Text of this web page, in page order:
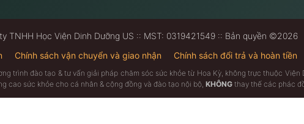
TNHH Học Viện Dinh Dưỡng US :: MST: 0319421549 :: Bản quyền ©2026
Chính sách vận chuyển và giao nhận Chính sách đổi trả và hoàn tiền
trình đào tạo & tư vấn giải pháp chăm sóc sức khỏe từ Hoa Kỳ, không trực thuộc
cao sức khỏe cho cá nhân & cộng đồng và đào tạo nội bộ, KHÔNG thay thế các phác